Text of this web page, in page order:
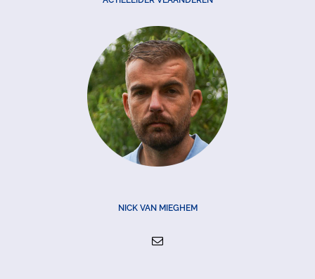
NICK VAN MIEGHEM